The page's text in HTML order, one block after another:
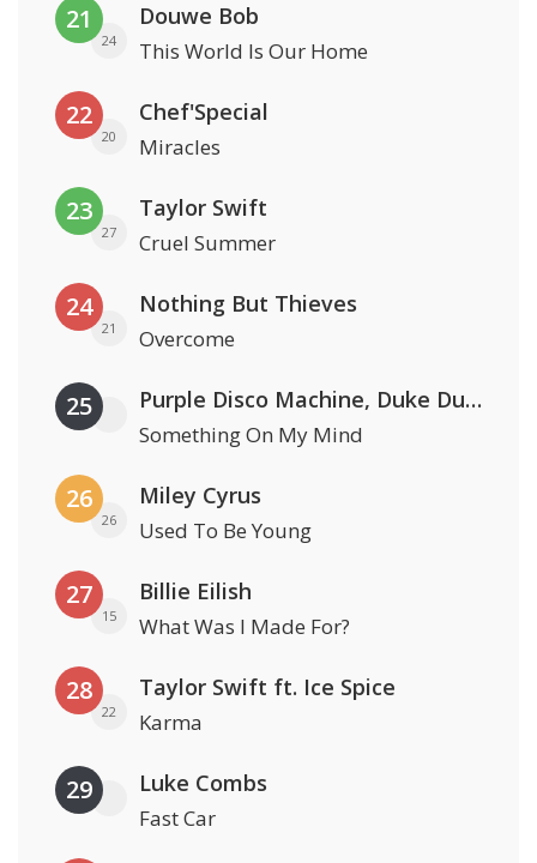
21
24
Douwe Bob
This World Is Our Home
22
20
Chef'Special
Miracles
23
27
Taylor Swift
Cruel Summer
24
21
Nothing But Thieves
Overcome
25 Purple Disco Machine, Duke Dumont & Nothing But Thieves
Something On My Mind
26
26
Miley Cyrus
Used To Be Young
27
15
Billie Eilish
What Was I Made For?
28
22
Taylor Swift ft. Ice Spice
Karma
29 Luke Combs
Fast Car